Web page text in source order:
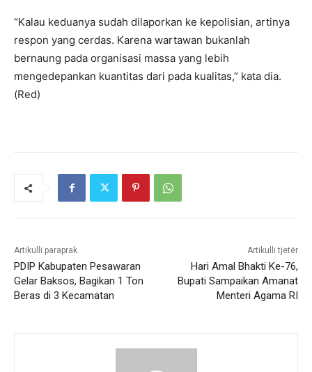
“Kalau keduanya sudah dilaporkan ke kepolisian, artinya
respon yang cerdas. Karena wartawan bukanlah
bernaung pada organisasi massa yang lebih
mengedepankan kuantitas dari pada kualitas,” kata dia.
(Red)
Artikulli paraprak
PDIP Kabupaten Pesawaran
Gelar Baksos, Bagikan 1 Ton
Beras di 3 Kecamatan
Artikulli tjetër
Hari Amal Bhakti Ke-76,
Bupati Sampaikan Amanat
Menteri Agama RI